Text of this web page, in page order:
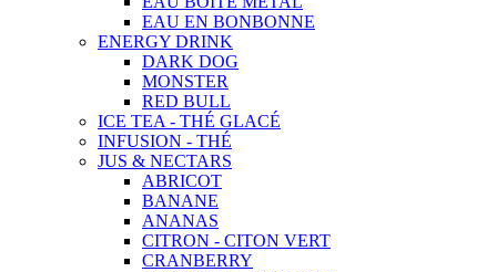
EAU EN BONBONNE
ENERGY DRINK
DARK DOG
MONSTER
RED BULL
ICE TEA - THÉ GLACÉ
INFUSION - THÉ
JUS & NECTARS
ABRICOT
BANANE
ANANAS
CITRON - CITON VERT
CRANBERRY